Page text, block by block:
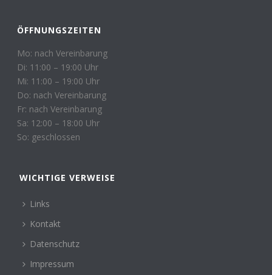
ÖFFNUNGSZEITEN
Mo: nach Vereinbarung
Di: 11:00 – 19:00 Uhr
Mi: 11:00 – 19:00 Uhr
Do: nach Vereinbarung
Fr: nach Vereinbarung
Sa: 12:00 – 18:00 Uhr
So: geschlossen
WICHTIGE VERWEISE
Links
Kontakt
Datenschutz
Impressum